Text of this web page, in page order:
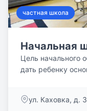
частная школа
Начальная
Цель начального
дать ребенку
ул. Каховка, д.